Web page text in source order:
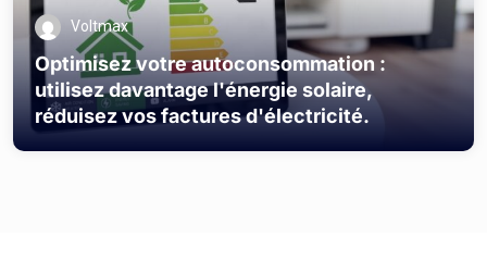
Voltmax
Optimisez votre autoconsommation :
utilisez davantage l'énergie solaire,
réduisez vos factures d'électricité.